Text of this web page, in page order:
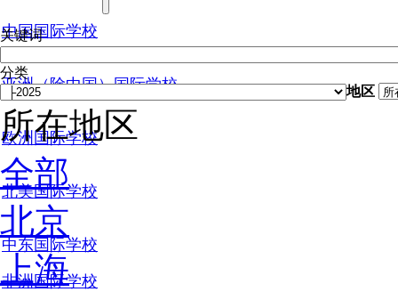
中国国际学校
亚洲（除中国）国际学校
欧洲国际学校
北美国际学校
中东国际学校
非洲国际学校
关键词
分类
地区
所在地区
全部
北京
上海